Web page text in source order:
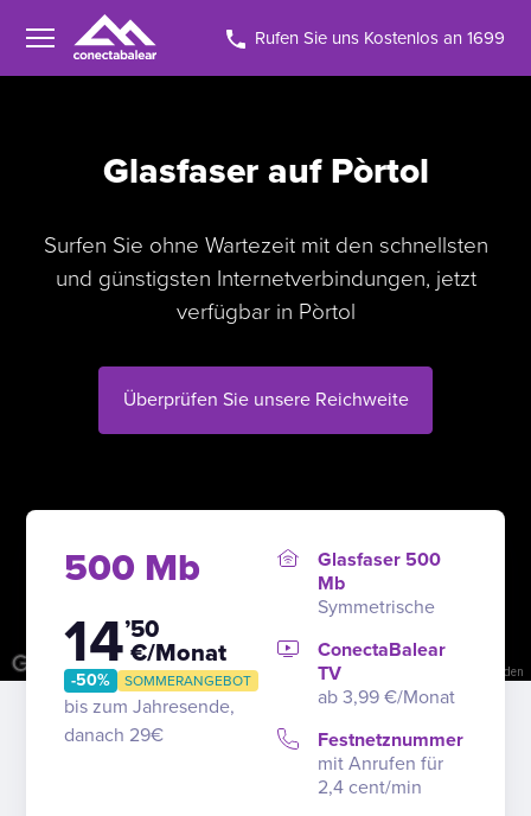
Rufen Sie uns Kostenlos an 1699
Kurzbefehle Kartendaten Nutzungsbedingungen Problem melden
Glasfaser auf Pòrtol
Surfen Sie ohne Wartezeit mit den schnellsten
und günstigsten Internetverbindungen, jetzt
verfügbar in Pòrtol
Überprüfen Sie unsere Reichweite
500 Mb
14’50
€/Monat
-50% SOMMERANGEBOT
bis zum Jahresende,
danach 29€
Glasfaser 500
Mb
Symmetrische
ConectaBalear
TV
ab 3,99 €/Monat
Festnetznummer
mit Anrufen für
2,4 cent/min